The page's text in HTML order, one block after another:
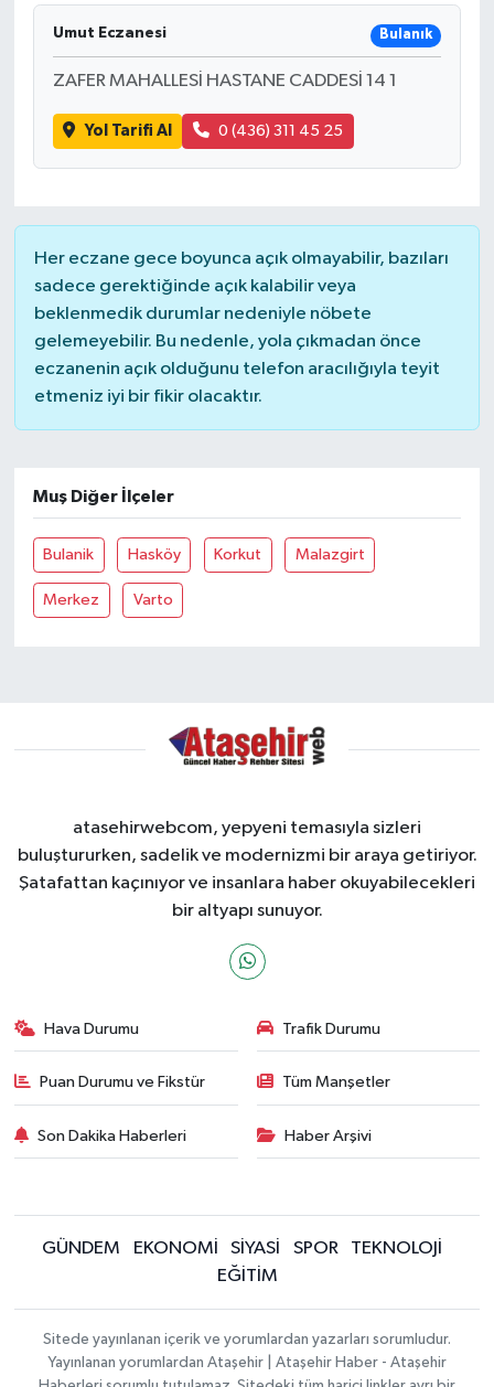
Umut Eczanesi Bulanık
ZAFER MAHALLESİ HASTANE CADDESİ 14 1
Yol Tarifi Al 0 (436) 311 45 25
Her eczane gece boyunca açık olmayabilir, bazıları
sadece gerektiğinde açık kalabilir veya
beklenmedik durumlar nedeniyle nöbete
gelemeyebilir. Bu nedenle, yola çıkmadan önce
eczanenin açık olduğunu telefon aracılığıyla teyit
etmeniz iyi bir fikir olacaktır.
Muş Diğer İlçeler
Bulanik Hasköy Korkut Malazgirt
Merkez Varto
atasehirwebcom, yepyeni temasıyla sizleri
buluştururken, sadelik ve modernizmi bir araya getiriyor.
Şatafattan kaçınıyor ve insanlara haber okuyabilecekleri
bir altyapı sunuyor.
Hava Durumu Trafik Durumu
Puan Durumu ve Fikstür Tüm Manşetler
Son Dakika Haberleri Haber Arşivi
GÜNDEM EKONOMİ SİYASİ SPOR
TEKNOLOJİ
EĞİTİM
Sitede yayınlanan içerik ve yorumlardan yazarları sorumludur.
Yayınlanan yorumlardan Ataşehir | Ataşehir Haber - Ataşehir